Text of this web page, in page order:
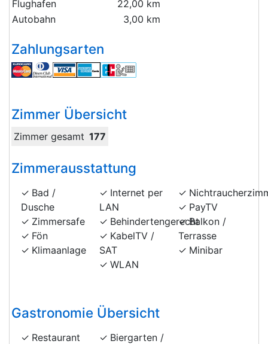
Flughafen
22,00 km
Autobahn
3,00 km
Zahlungsarten
Zimmer Übersicht
Zimmer gesamt 177
Zimmerausstattung
Bad /
Dusche
Zimmersafe
Fön
Klimaanlage
Internet per
LAN
Behindertengerecht
KabelTV /
SAT
WLAN
PayTV
Balkon /
Terrasse
Minibar
Gastronomie Übersicht
Restaurant
Biergarten /